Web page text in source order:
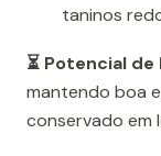
taninos
⏳ Potencial de
mantendo boa
conservado em